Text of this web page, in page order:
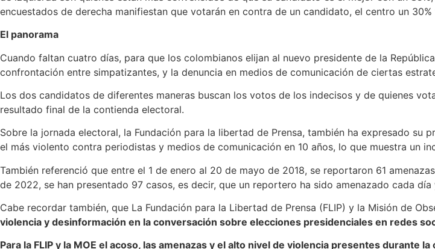
encuestados de derecha manifiestan que votarán en contra de un candidato, el centro un 30%
El panorama
Cuando faltan cuatro días, para que los colombianos elijan al nuevo presidente de la
confrontación entre simpatizantes, y la denuncia en medios de comunicación de ciertas
Los dos candidatos de diferentes maneras buscan los votos de los indecisos y de quienes
resultado final de la contienda electoral.
Sobre la jornada electoral, la Fundación para la libertad de Prensa, también ha expresado
el más violento contra periodistas y medios de comunicación en 10 años, lo que muestra un
También referenció que entre el 1 de enero al 20 de mayo de 2018, se reportaron 61
de 2022, se han presentado 97 casos, es decir, que un reportero ha sido amenazado cada día
Cabe recordar también, que La Fundación para la Libertad de Prensa (FLIP) y la Misión de
violencia y desinformación en la conversación sobre elecciones presidenciales en redes
Para la FLIP y la MOE el acoso, las amenazas y el alto nivel de violencia presentes durante